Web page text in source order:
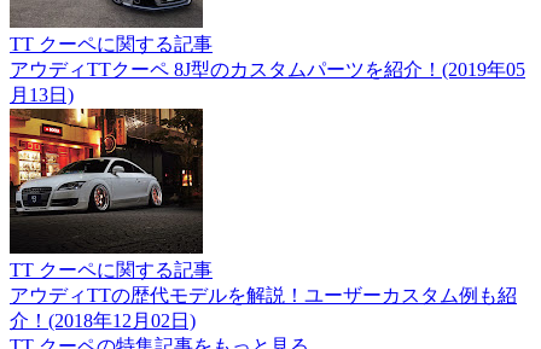
TT クーペに関する記事
アウディTTクーペ 8J型のカスタムパーツを紹介！(2019年05
月13日)
TT クーペに関する記事
アウディTTの歴代モデルを解説！ユーザーカスタム例も紹
介！(2018年12月02日)